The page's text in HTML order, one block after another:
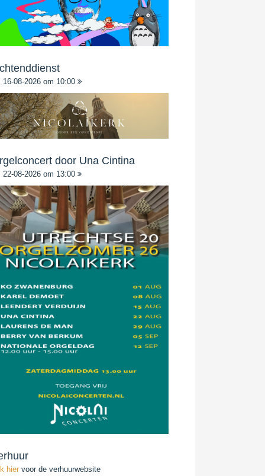
16-08-2026 om 10:00
door Una Cintina
22-08-2026 om 13:00
hiervoor de verhuurwebsite